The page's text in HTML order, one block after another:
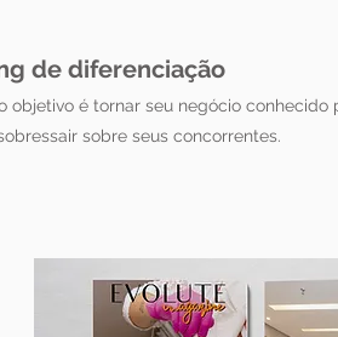
de diferenciação
objetivo é tornar seu negócio conhecido
sobre seus concorrentes.